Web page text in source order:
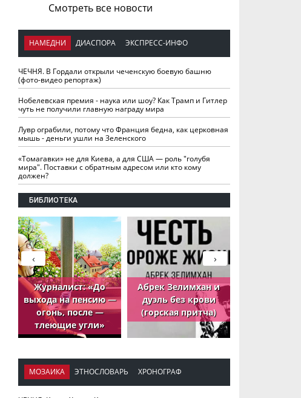
Смотреть все новости
НАМЕДНИ ДИАСПОРА ЭКСПРЕСС-ИНФО
ЧЕЧНЯ. В Гордали открыли чеченскую боевую башню
(фото-видео репортаж)
Нобелевская премия - наука или шоу? Как Трамп и Гитлер
чуть не получили главную награду мира
Лувр ограбили, потому что Франция бедна, как церковная
мышь - деньги ушли на Зеленского
«Томагавки» не для Киева, а для США — роль "голубя
мира". Поставки с обратным адресом или кто кому
должен?
БИБЛИОТЕКА
Журналист: «До
выхода на пенсию —
огонь, после —
тлеющие угли»
Абрек Зелимхан и
дуэль без крови
(горская притча)
›
‹
МОЗАИКА ЭТНОСЛОВАРЬ ХРОНОГРАФ